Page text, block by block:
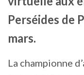
Perséides de
mars.
La championne